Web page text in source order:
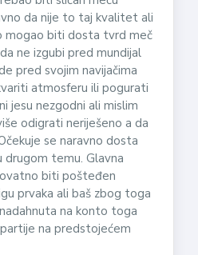
da nije to taj kvalitet ali
mogao biti dosta tvrd meč
ne izgubi pred mundijal
pred svojim navijačima
atmosferu ili pogurati
jesu nezgodni ali mislim
odigrati neriješeno a da
se naravno dosta
drugom temu. Glavna
biti pošteđen
prvaka ali baš zbog toga
na konto toga
na predstojećem